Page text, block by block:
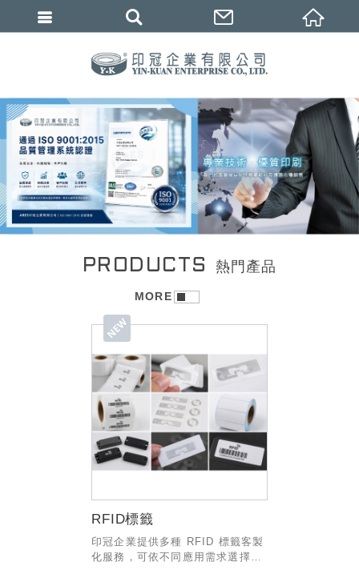
1 2
熱門產品
MORE
RFID標籤
印冠企業提供多種 RFID 標籤客製
化服務，可依不同應用需求選擇適